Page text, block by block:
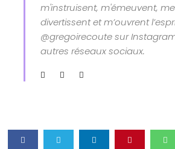
m'instruisent, m'émeuvent, me
divertissent et m’ouvrent
@gregoirecoute sur
autres réseaux sociaux.